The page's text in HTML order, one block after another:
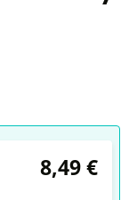
8,49 €